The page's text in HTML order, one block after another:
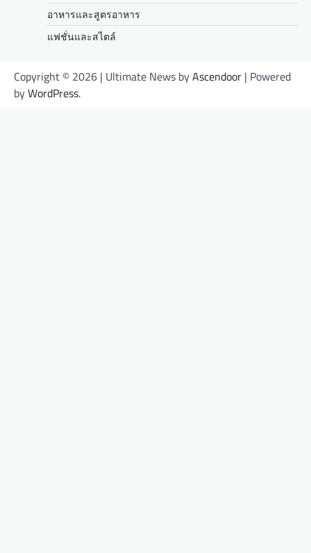
อาหารและสูตรอาหาร
แฟชั่นและสไตล์
Copyright © 2026 | Ultimate News byAscendoor | Powered
byWordPress.